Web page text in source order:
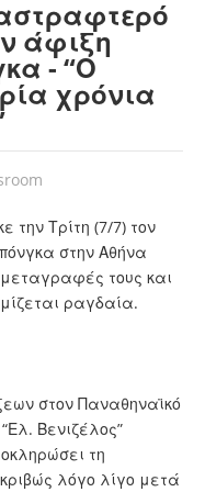
άφιξη
- “Ο
χρόνια
την Τρίτη (7/7) τον
στην Αθήνα
τους και
ραγδαία.
στον Παναθηναϊκό
Βενιζέλος”
τη
λόγο λίγο μετά